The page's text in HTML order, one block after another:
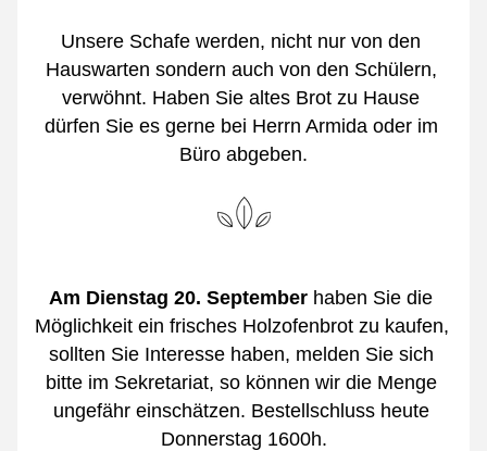
Unsere Schafe werden, nicht nur von den
Hauswarten sondern auch von den Schülern,
verwöhnt. Haben Sie altes Brot zu Hause
dürfen Sie es gerne bei Herrn Armida oder im
Büro abgeben.
Am Dienstag 20. September haben Sie die
Möglichkeit ein frisches Holzofenbrot zu kaufen,
sollten Sie Interesse haben, melden Sie sich
bitte im Sekretariat, so können wir die Menge
ungefähr einschätzen. Bestellschluss heute
Donnerstag 1600h.